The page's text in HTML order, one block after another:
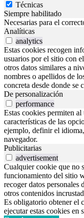
Técnicas
Siempre habilitado
Necesarias para el
Analíticas
analytics
Estas cookies recogen
usuarios por el sitio con
otros datos similares a
nombres o apellidos de
concreta desde donde se
De personalización
performance
Estas cookies permiten
características de las
ejemplo, definir el
navegador.
Publicitarias
advertisement
Cualquier cookie que no
funcionamiento del sitio
recoger datos personales
otros contenidos
Es obligatorio obtener el
ejecutar estas cookies en